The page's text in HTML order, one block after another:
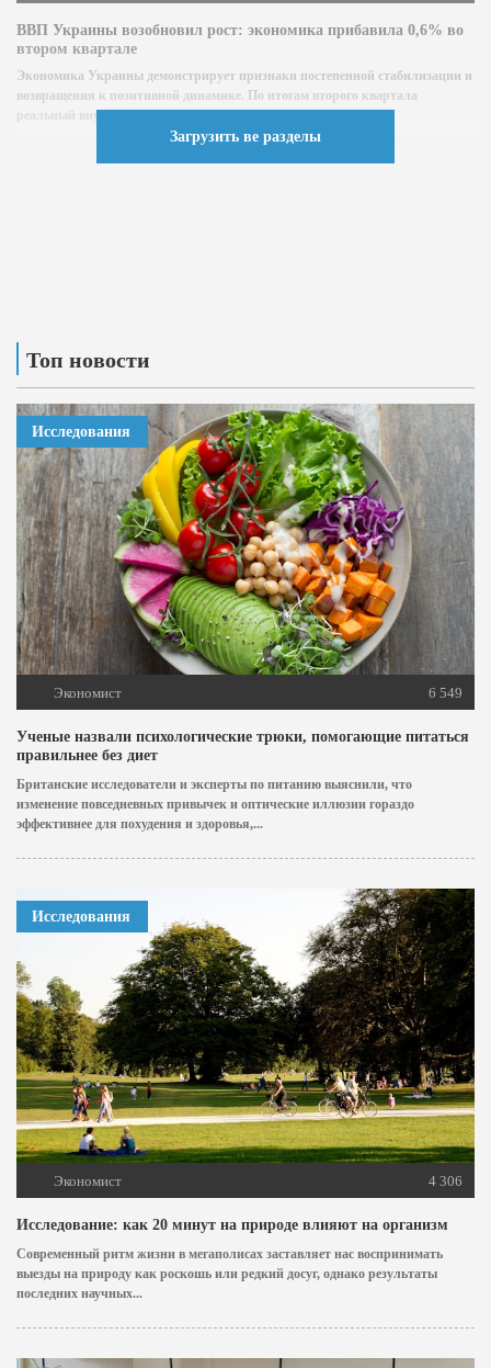
Топ новости
Исследования
Экономист 6 549
Ученые назвали психологические трюки, помогающие питаться
правильнее без диет
Британские исследователи и эксперты по питанию выяснили, что
изменение повседневных привычек и оптические иллюзии гораздо
эффективнее для похудения и здоровья,...
Исследования
Экономист 4 306
Исследование: как 20 минут на природе влияют на организм
Современный ритм жизни в мегаполисах заставляет нас воспринимать
выезды на природу как роскошь или редкий досуг, однако результаты
последних научных...
ВВП Украины возобновил рост: экономика прибавила 0,6% во
втором квартале
Экономика Украины демонстрирует признаки постепенной стабилизации и
возвращения к позитивной динамике. По итогам второго квартала
реальный внутренний валовой продукт (ВВП)...
Загрузить ве разделы